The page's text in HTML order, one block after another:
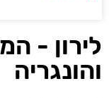
לירון -
והונגריה